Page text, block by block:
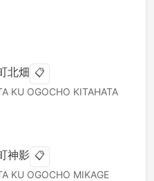
北畑 📋
KU OGOCHO KITAHATA
神影 📋
KU OGOCHO MIKAGE